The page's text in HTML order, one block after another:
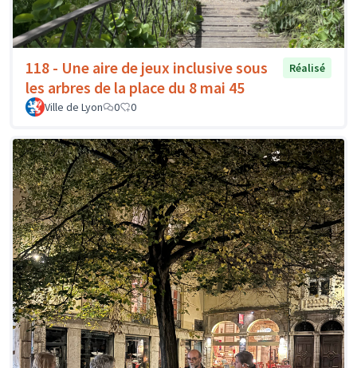
118 - Une aire de jeux inclusive sous
les arbres de la place du 8 mai 45
Réalisé
Ville de Lyon 0 0